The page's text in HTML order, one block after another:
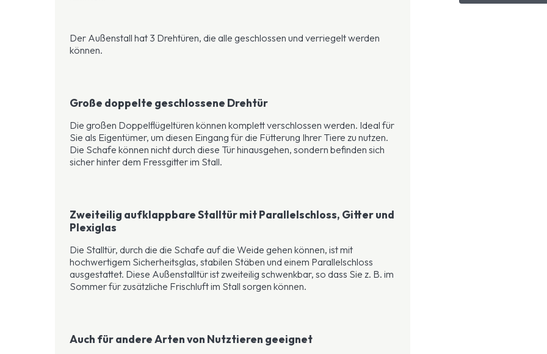
Der Außenstall hat 3 Drehtüren, die alle geschlossen und verriegelt werden
können.
Große doppelte geschlossene Drehtür
Die großen Doppelflügeltüren können komplett verschlossen werden. Ideal für
Sie als Eigentümer, um diesen Eingang für die Fütterung Ihrer Tiere zu nutzen.
Die Schafe können nicht durch diese Tür hinausgehen, sondern befinden sich
sicher hinter dem Fressgitter im Stall.
Zweiteilig aufklappbare Stalltür mit Parallelschloss, Gitter und
Plexiglas
Die Stalltür, durch die die Schafe auf die Weide gehen können, ist mit
hochwertigem Sicherheitsglas, stabilen Stäben und einem Parallelschloss
ausgestattet. Diese Außenstalltür ist zweiteilig schwenkbar, so dass Sie z. B. im
Sommer für zusätzliche Frischluft im Stall sorgen können.
Auch für andere Arten von Nutztieren geeignet